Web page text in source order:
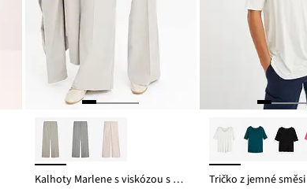
Kalhoty Marlene s viskózou s glenčekovým vzorem Tričko z jemné